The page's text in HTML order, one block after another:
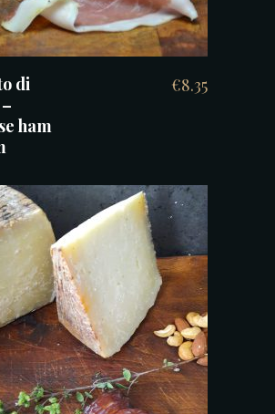
di
ham
€8.35
AAN WINKELWAGEN